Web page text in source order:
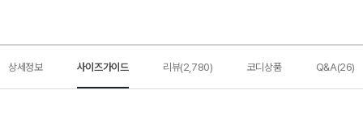
상세정보 사이즈가이드 리뷰(2,780) 코디상품 Q&A(26)